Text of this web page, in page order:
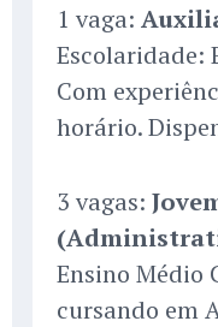
1 vaga:
Escolaridade:
Com
horário.
3 vagas:
Ensino Médio
cursando em